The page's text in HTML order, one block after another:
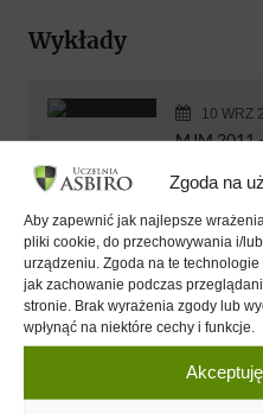
Zgoda na
Aby zapewnić jak najlepsze
pliki cookie, do przechowywania i/
urządzeniu. Zgoda na te
jak zachowanie podczas
stronie. Brak wyrażenia zgody lub
wpłynąć na niektóre cechy i funkcje.
Wykłady
10 WRZ
MJM 2011
23 SIE
Biznes
Marcin